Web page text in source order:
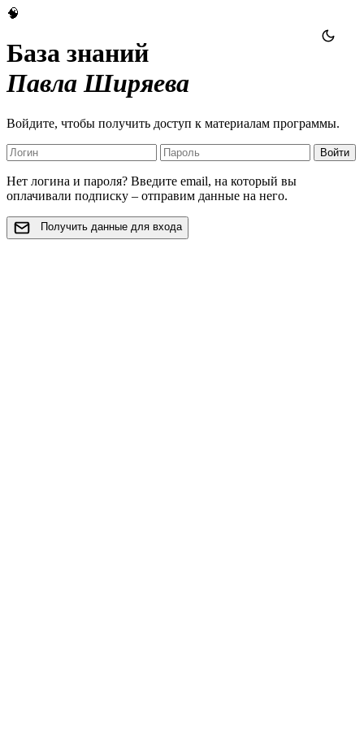
🧠
База знаний
Павла Ширяева
Войдите, чтобы получить доступ к материалам программы.
Войти
Нет логина и пароля? Введите email, на который вы
оплачивали подписку – отправим данные на него.
Получить данные для входа